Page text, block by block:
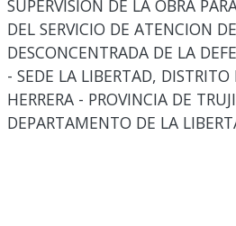
SUPERVISION DE LA OBRA
DEL SERVICIO DE ATENCION
DESCONCENTRADA DE LA
- SEDE LA LIBERTAD, DISTRITO
HERRERA - PROVINCIA DE
DEPARTAMENTO DE LA